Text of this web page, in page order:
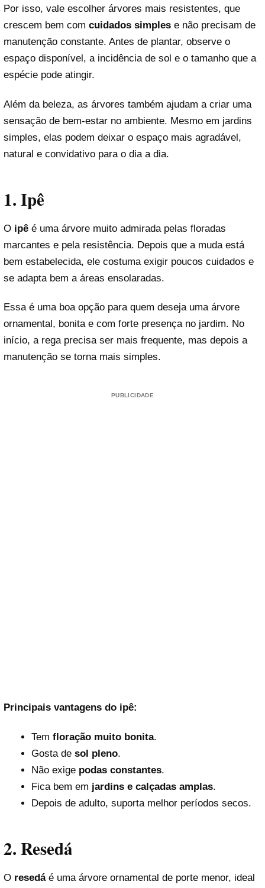
Por isso, vale escolher árvores mais resistentes, que
crescem bem com cuidados simples e não precisam de
manutenção constante. Antes de plantar, observe o
espaço disponível, a incidência de sol e o tamanho que a
espécie pode atingir.
Além da beleza, as árvores também ajudam a criar uma
sensação de bem-estar no ambiente. Mesmo em jardins
simples, elas podem deixar o espaço mais agradável,
natural e convidativo para o dia a dia.
1. Ipê
O ipê é uma árvore muito admirada pelas floradas
marcantes e pela resistência. Depois que a muda está
bem estabelecida, ele costuma exigir poucos cuidados e
se adapta bem a áreas ensolaradas.
Essa é uma boa opção para quem deseja uma árvore
ornamental, bonita e com forte presença no jardim. No
início, a rega precisa ser mais frequente, mas depois a
manutenção se torna mais simples.
PUBLICIDADE
Principais vantagens do ipê:
Tem floração muito bonita.
Gosta de sol pleno.
Não exige podas constantes.
Fica bem em jardins e calçadas amplas.
Depois de adulto, suporta melhor períodos secos.
2. Resedá
O resedáé uma árvore ornamental de porte menor, ideal